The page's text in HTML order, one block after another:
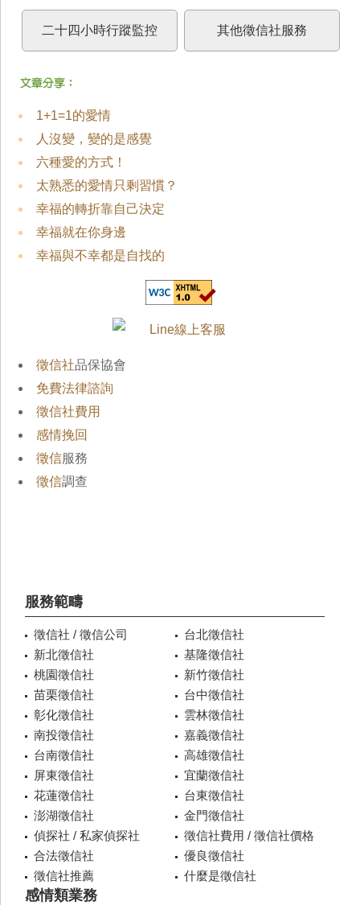
二十四小時行蹤監控 其他徵信社服務
1+1=1的愛情
人沒變，變的是感覺
六種愛的方式！
太熟悉的愛情只剩習慣？
幸福的轉折靠自己決定
幸福就在你身邊
幸福與不幸都是自找的
徵信社品保協會
免費法律諮詢
徵信社費用
感情挽回
徵信服務
徵信調查
服務範疇
徵信社 / 徵信公司
台北徵信社
新北徵信社
基隆徵信社
桃園徵信社
新竹徵信社
苗栗徵信社
台中徵信社
彰化徵信社
雲林徵信社
南投徵信社
嘉義徵信社
台南徵信社
高雄徵信社
屏東徵信社
宜蘭徵信社
花蓮徵信社
台東徵信社
澎湖徵信社
金門徵信社
偵探社 / 私家偵探社
徵信社費用 / 徵信社價格
合法徵信社
優良徵信社
徵信社推薦
什麼是徵信社
感情類業務